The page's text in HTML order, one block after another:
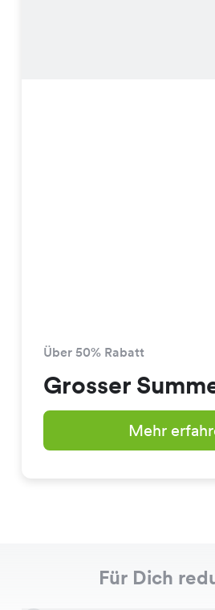
Über 50% Rabatt
Grosser
Mehr
Für Dich